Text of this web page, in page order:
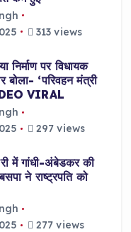
313 views
पर विधायक
‘परिवहन मंत्री
VIRAL
297 views
में गांधी-अंबेडकर की
ने राष्ट्रपति को
277 views